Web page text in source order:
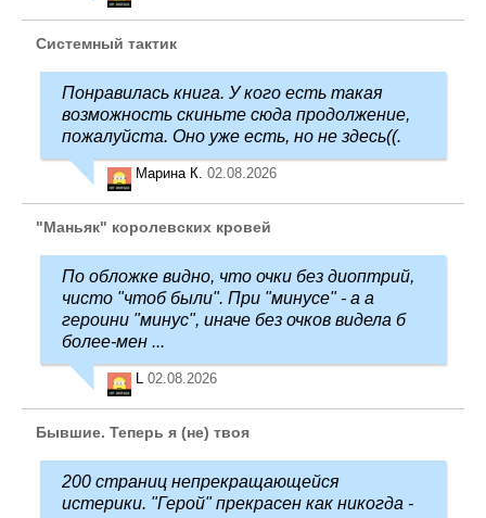
Системный тактик
Понравилась книга. У кого есть такая
возможность скиньте сюда продолжение,
пожалуйста. Оно уже есть, но не здесь((.
Марина К. 02.08.2026
"Маньяк" королевских кровей
По обложке видно, что очки без диоптрий,
чисто "чтоб были". При "минусе" - а а
героини "минус", иначе без очков видела б
более-мен ...
02.08.2026
Бывшие. Теперь я (не) твоя
200 страниц непрекращающейся
истерики. "Герой" прекрасен как никогда -